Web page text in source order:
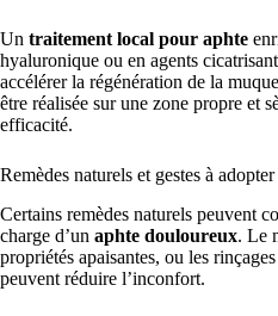
Un traitement local pour aphte
hyaluronique ou en agents
accélérer la régénération de la
être réalisée sur une zone propre et
efficacité.
Remèdes naturels et gestes à adopter
Certains remèdes naturels peuvent
charge d’un aphte douloureux. Le
propriétés apaisantes, ou les
peuvent réduire l’inconfort.